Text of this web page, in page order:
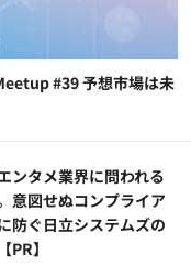
#39 予想市場は未
ンタメ業界に問われる
意図せぬコンプライア
防ぐ日立システムズの
PR】